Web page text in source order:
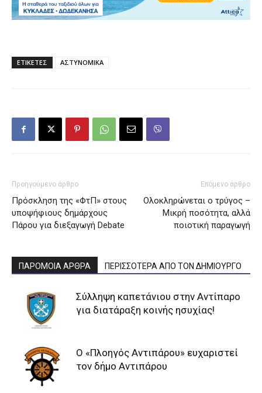
ΕΤΙΚΕΤΕΣ ΑΣΤΥΝΟΜΙΚΑ
Προηγούμενο άρθρο
Πρόσκληση της «ΦτΠ» στους
υποψήφιους δημάρχους
Πάρου για διεξαγωγή Debate
Επόμενο άρθρο
Ολοκληρώνεται ο τρύγος –
Μικρή ποσότητα, αλλά
ποιοτική παραγωγή
ΠΑΡΟΜΟΙΑ ΑΡΘΡΑ ΠΕΡΙΣΣΟΤΕΡΑ ΑΠΟ ΤΟΝ ΔΗΜΙΟΥΡΓΟ
Σύλληψη καπετάνιου στην Αντίπαρο
για διατάραξη κοινής ησυχίας!
Ο «Πλοηγός Αντιπάρου» ευχαριστεί
τον δήμο Αντιπάρου